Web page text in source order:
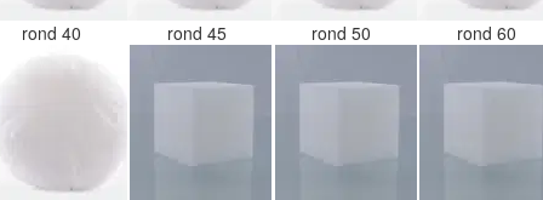
rond 40 rond 45 rond 50 rond 60